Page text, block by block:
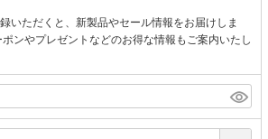
いただくと、新製品やセール情報をお届けしま
ンやプレゼントなどのお得な情報もご案内いたし